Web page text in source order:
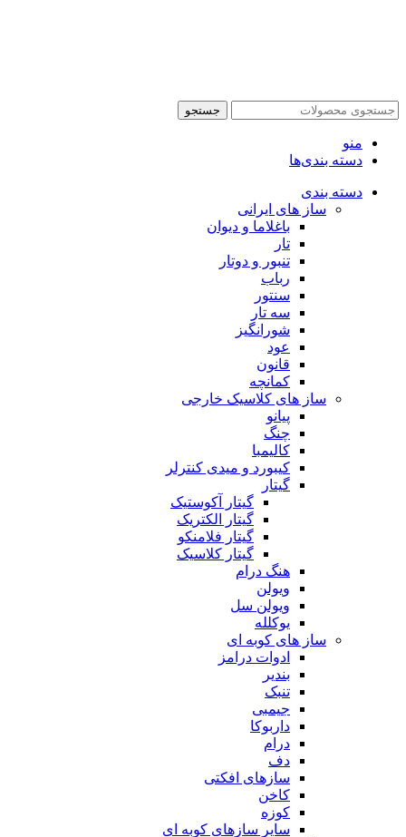
جستجو
منو
دسته بندی‌ها
دسته بندی
ساز های ایرانی
باغلاما و دیوان
تار
تنبور و دوتار
رباب
سنتور
سه تار
شورانگیز
عود
قانون
کمانچه
ساز های کلاسیک خارجی
پیانو
چنگ
کالیمبا
کیبورد و میدی کنترلر
گیتار
گیتار آکوستیک
گیتار الکتریک
گیتار فلامنکو
گیتار کلاسیک
هنگ درام
ویولن
ویولن سل
یوکلله
ساز های کوبه ای
ادوات درامز
بندیر
تنبک
جیمبی
داربوکا
درام
دف
سازهای افکتی
کاخن
کوزه
سایر سازهای کوبه ای